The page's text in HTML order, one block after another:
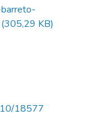
(305,29 KB)
10/18577